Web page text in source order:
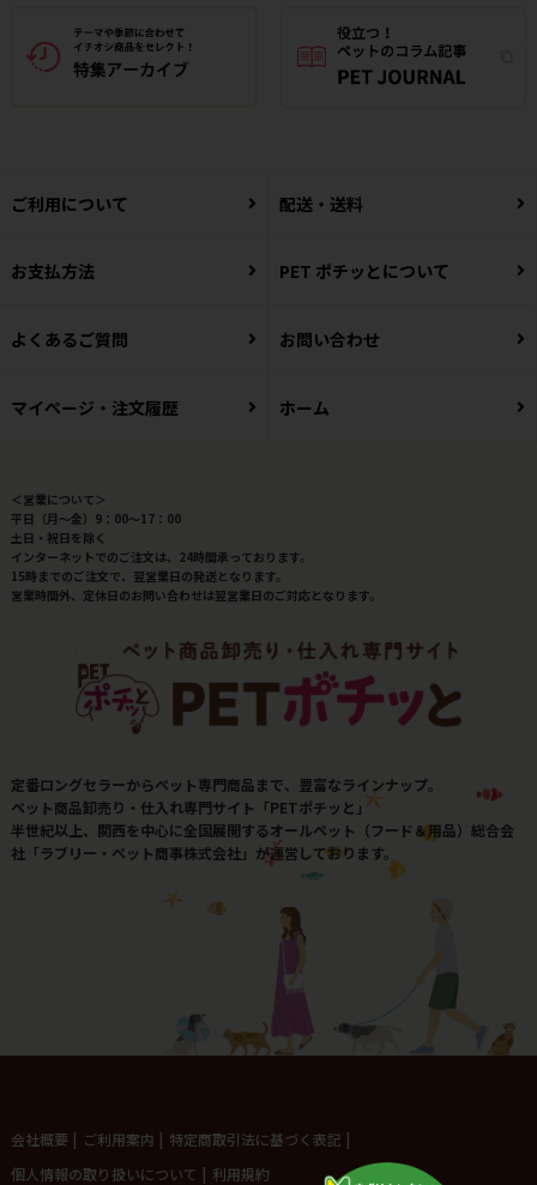
ご利用について 配送・送料
お支払方法 PET ポチッとについて
よくあるご質問 お問い合わせ
マイページ・注文履歴 ホーム
＜営業について＞
平日（月～金）9：00～17：00
土日・祝日を除く
インターネットでのご注文は、24時間承っております。
15時までのご注文で、翌営業日の発送となります。
営業時間外、定休日のお問い合わせは翌営業日のご対応となります。
定番ロングセラーからペット専門商品まで、豊富なラインナップ。
ペット商品卸売り・仕入れ専門サイト「PETポチッと」
半世紀以上、関西を中心に全国展開するオールペット（フード＆用品）総合会
社「ラブリー・ペット商事株式会社」が運営しております。
会社概要 | ご利用案内 | 特定商取引法に基づく表記 |
個人情報の取り扱いについて | 利用規約